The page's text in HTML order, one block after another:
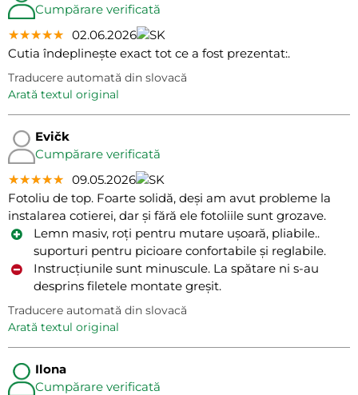
Cumpărare verificată
★★★★★
★★★★★
★★★★★ 02.06.2026
Cutia îndeplinește exact tot ce a fost prezentat:.
Traducere automată din slovacă
arată textul original
Evičk
Cumpărare verificată
★★★★★
★★★★★
★★★★★ 09.05.2026
Fotoliu de top. Foarte solidă, deși am avut probleme la
instalarea cotierei, dar și fără ele fotoliile sunt grozave.
Lemn masiv, roți pentru mutare ușoară, pliabile..
suporturi pentru picioare confortabile și reglabile.
Instrucțiunile sunt minuscule. La spătare ni s-au
desprins filetele montate greșit.
Traducere automată din slovacă
arată textul original
Ilona
Cumpărare verificată